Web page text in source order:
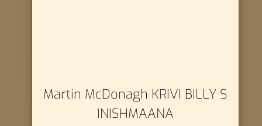
Martin McDonagh KRIVI BILLY S
INISHMAANA